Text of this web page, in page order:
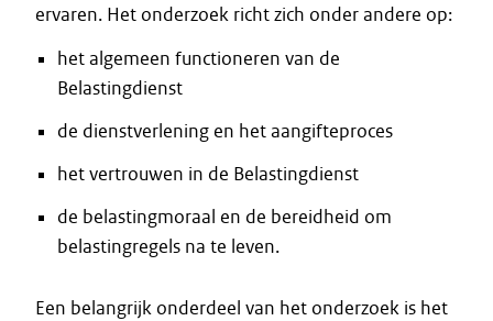
ervaren. Het onderzoek richt zich onder andere op:
het algemeen functioneren van de
Belastingdienst
de dienstverlening en het aangifteproces
het vertrouwen in de Belastingdienst
de belastingmoraal en de bereidheid om
belastingregels na te leven.
Een belangrijk onderdeel van het onderzoek is het